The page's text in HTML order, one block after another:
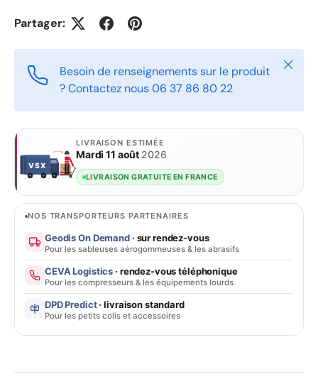
Partager:
Besoin de renseignements sur le produit
? Contactez nous 06 37 86 80 22
Fermer
VSX VSX
LIVRAISON ESTIMÉE
Mardi 11 août 2026
LIVRAISON GRATUITE EN FRANCE
NOS TRANSPORTEURS PARTENAIRES
Geodis On Demand· sur rendez-vous
Pour les sableuses aérogommeuses & les abrasifs
CEVA Logistics · rendez-vous téléphonique
Pour les compresseurs & les équipements lourds
DPD Predict· livraison standard
Pour les petits colis et accessoires